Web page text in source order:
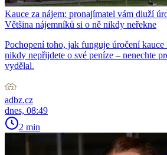
Kauce za nájem: pronajímatel vám dluží
Většina nájemníků si o ně nikdy neřekne
Pochopení toho, jak funguje úročení
nikdy nepřijdete o své peníze – nenechte
vydělal.
adbz.cz
dnes, 08:49
2 min